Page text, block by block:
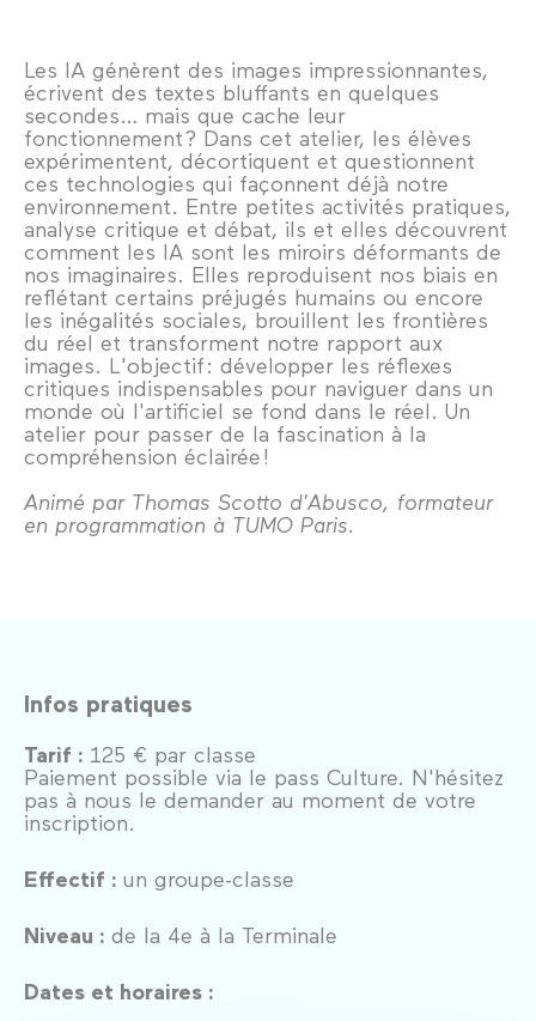
Les IA génèrent des images impressionnantes,
écrivent des textes bluffants en quelques
secondes… mais que cache leur
fonctionnement ? Dans cet atelier, les élèves
expérimentent, décortiquent et questionnent
ces technologies qui façonnent déjà notre
environnement. Entre petites activités pratiques,
analyse critique et débat, ils et elles découvrent
comment les IA sont les miroirs déformants de
nos imaginaires. Elles reproduisent nos biais en
reflétant certains préjugés humains ou encore
les inégalités sociales, brouillent les frontières
du réel et transforment notre rapport aux
images. L'objectif : développer les réflexes
critiques indispensables pour naviguer dans un
monde où l'artificiel se fond dans le réel. Un
atelier pour passer de la fascination à la
compréhension éclairée !
Animé par Thomas Scotto d'Abusco, formateur
en programmation à TUMO Paris.
Infos pratiques
Tarif : 125 € par classe
Paiement possible via le pass Culture. N'hésitez
pas à nous le demander au moment de votre
inscription.
Effectif : un groupe-classe
Niveau : de la 4e à la Terminale
Dates et horaires :